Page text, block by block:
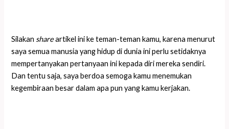
Silakan shareartikel ini ke teman-teman kamu, karena menurut
saya semua manusia yang hidup di dunia ini perlu setidaknya
mempertanyakan pertanyaan ini kepada diri mereka sendiri.
Dan tentu saja, saya berdoa semoga kamu menemukan
kegembiraan besar dalam apa pun yang kamu kerjakan.